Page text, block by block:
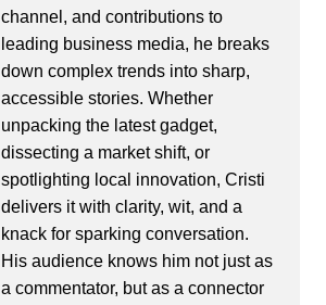
channel, and contributions to
leading business media, he breaks
down complex trends into sharp,
accessible stories. Whether
unpacking the latest gadget,
dissecting a market shift, or
spotlighting local innovation, Cristi
delivers it with clarity, wit, and a
knack for sparking conversation.
His audience knows him not just as
a commentator, but as a connector